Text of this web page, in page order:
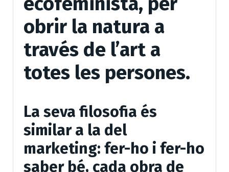
obrir la natura a
través de l’art a
totes les persones.
La seva filosofia és
similar a la del
marketing: fer-ho i fer-ho
saber bé, cada obra de